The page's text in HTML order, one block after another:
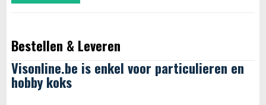
Bestellen & Leveren
Visonline.be is enkel voor particulieren en
hobby koks